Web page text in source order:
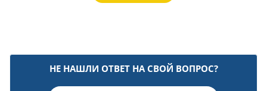
НЕ НАШЛИ ОТВЕТ НА СВОЙ ВОПРОС?